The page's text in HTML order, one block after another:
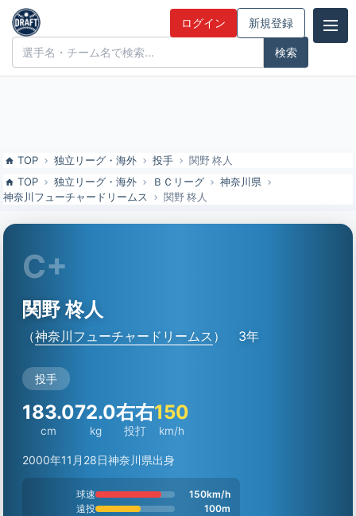
関野 柊人（神奈川フューチャードリームス）の特徴とドラフト評価 |
ドラフト候補とみんなの評価
ドラフト候補とみんなの評価 ログイン 新規登録
TOP 独立リーグ・海外 投手
関野 柊人
TOP
独立リーグ・海外 ＢＣリーグ
神奈川県
神奈川フューチャードリームス
関野 柊人
C+
関野 柊人
（神奈川フューチャードリームス ） 3年
投手
183.0
cm
72.0
kg
右右
投打
150
km/h
2000年11月28日神奈川県出身
球速
150km/h
遠投
100m